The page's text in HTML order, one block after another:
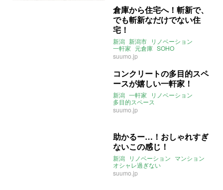
倉庫から住宅へ！斬新で、
でも斬新なだけでない住
宅！
新潟 新潟市 リノベーション
一軒家 元倉庫 SOHO
suumo.jp
コンクリートの多目的スペ
ースが嬉しい一軒家！
新潟 一軒家
リノベーション
多目的スペース
suumo.jp
助かるー…！おしゃれすぎ
ないこの感じ！
新潟 リノベーション マンション
オシャレ過ぎない
suumo.jp